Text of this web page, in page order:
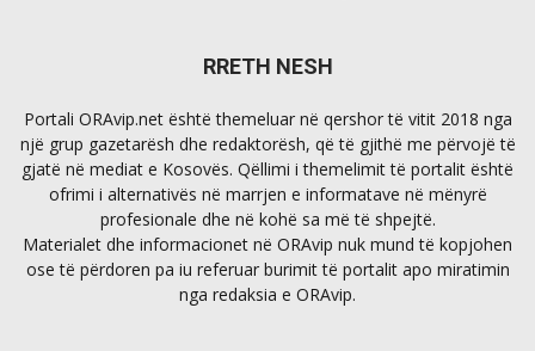
RRETH NESH
Portali ORAvip.net është themeluar në qershor të vitit 2018 nga
një grup gazetarësh dhe redaktorësh, që të gjithë me përvojë të
gjatë në mediat e Kosovës. Qëllimi i themelimit të portalit është
ofrimi i alternativës në marrjen e informatave në mënyrë
profesionale dhe në kohë sa më të shpejtë.
Materialet dhe informacionet në ORAvip nuk mund të kopjohen
ose të përdoren pa iu referuar burimit të portalit apo miratimin
nga redaksia e ORAvip.